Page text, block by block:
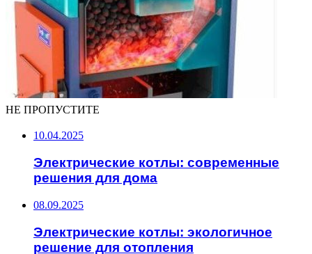
НЕ ПРОПУСТИТЕ
10.04.2025
Электрические котлы: современные
решения для дома
08.09.2025
Электрические котлы: экологичное
решение для отопления